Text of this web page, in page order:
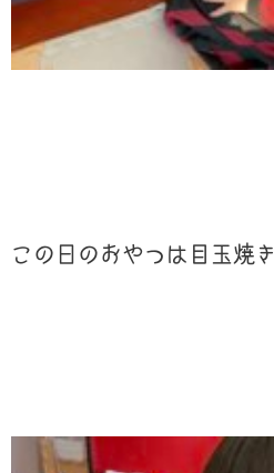
この日のおやつは目玉焼き